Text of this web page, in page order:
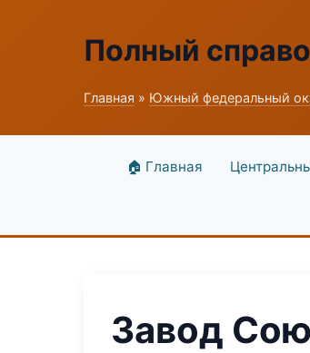
Полный
Главная » Южный федеральный
🏠 Главная
Завод